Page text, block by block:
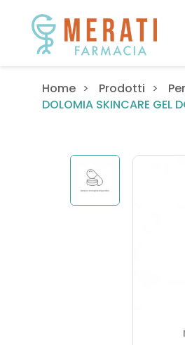
Home Prodotti
DOLOMIA SKINCARE GEL